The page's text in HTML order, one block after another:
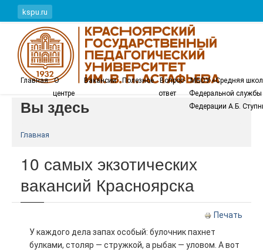
Перейти к основному содержанию
kspu.ru
Главная
О
центре
Вакансии Полезное
Вопрос-
ответ
МБОУ «Средняя
Федеральной службы
Федерации А.Б.
Вы здесь
Главная
10 самых экзотических
вакансий Красноярска
Печать
У каждого дела запах особый: булочник пахнет
булками, столяр — стружкой, а рыбак — уловом. А вот